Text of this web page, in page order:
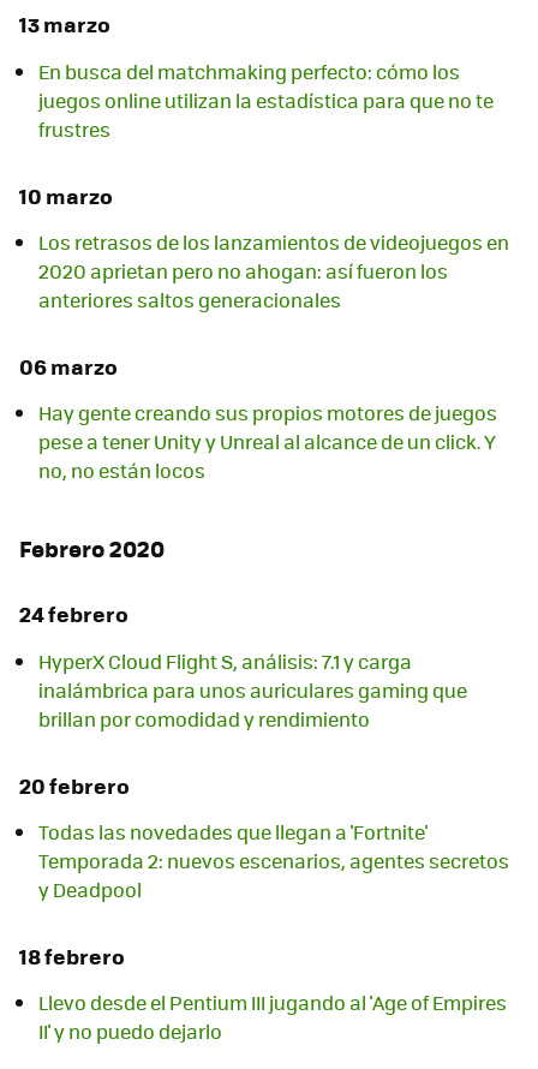
13 marzo
En busca del matchmaking perfecto: cómo los
juegos online utilizan la estadística para que no te
frustres
10 marzo
Los retrasos de los lanzamientos de videojuegos en
2020 aprietan pero no ahogan: así fueron los
anteriores saltos generacionales
06 marzo
Hay gente creando sus propios motores de juegos
pese a tener Unity y Unreal al alcance de un click. Y
no, no están locos
Febrero 2020
24 febrero
HyperX Cloud Flight S, análisis: 7.1 y carga
inalámbrica para unos auriculares gaming que
brillan por comodidad y rendimiento
20 febrero
Todas las novedades que llegan a 'Fortnite'
Temporada 2: nuevos escenarios, agentes secretos
y Deadpool
18 febrero
Llevo desde el Pentium III jugando al 'Age of Empires
II' y no puedo dejarlo